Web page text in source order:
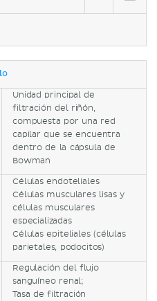
Unidad principal de
filtración del riñón,
compuesta por una red
capilar que se encuentra
dentro de la cápsula de
Bowman
Células endoteliales
Células musculares lisas y
células musculares
especializadas
Células epiteliales (células
parietales, podocitos)
Regulación del flujo
sanguíneo renal;
Tasa de filtración